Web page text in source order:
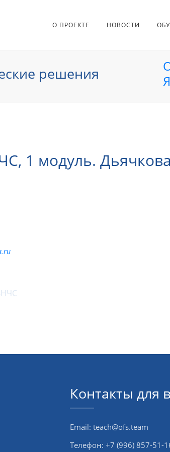
О ПРОЕКТЕ НОВОСТИ
решения
1 модуль.
Контакты для
Email: teach@ofs.team
Телефон: +7 (996) 857-51-